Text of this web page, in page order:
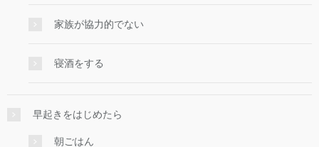
家族が協力的でない
寝酒をする
早起きをはじめたら
朝ごはん